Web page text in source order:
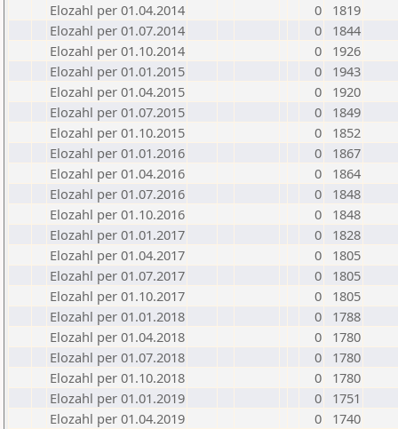
Elozahl per 01.04.2014
0
1819
Elozahl per 01.07.2014
0
1844
Elozahl per 01.10.2014
0
1926
Elozahl per 01.01.2015
0
1943
Elozahl per 01.04.2015
0
1920
Elozahl per 01.07.2015
0
1849
Elozahl per 01.10.2015
0
1852
Elozahl per 01.01.2016
0
1867
Elozahl per 01.04.2016
0
1864
Elozahl per 01.07.2016
0
1848
Elozahl per 01.10.2016
0
1848
Elozahl per 01.01.2017
0
1828
Elozahl per 01.04.2017
0
1805
Elozahl per 01.07.2017
0
1805
Elozahl per 01.10.2017
0
1805
Elozahl per 01.01.2018
0
1788
Elozahl per 01.04.2018
0
1780
Elozahl per 01.07.2018
0
1780
Elozahl per 01.10.2018
0
1780
Elozahl per 01.01.2019
0
1751
Elozahl per 01.04.2019
0
1740